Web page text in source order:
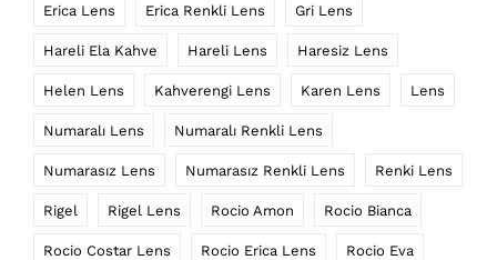
Erica Lens Erica Renkli Lens Gri Lens
Hareli Ela Kahve Hareli Lens Haresiz Lens
Helen Lens Kahverengi Lens Karen Lens Lens
Numaralı Lens Numaralı Renkli Lens
Numarasız Lens Numarasız Renkli Lens Renki Lens
Rigel Rigel Lens Rocio Amon Rocio Bianca
Rocio Costar Lens Rocio Erica Lens Rocio Eva